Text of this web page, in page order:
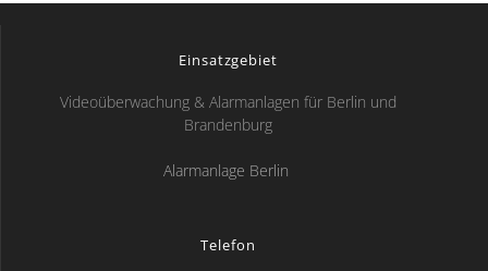
Einsatzgebiet
Videoüberwachung & Alarmanlagen für Berlin und
Brandenburg
Alarmanlage Berlin
Telefon